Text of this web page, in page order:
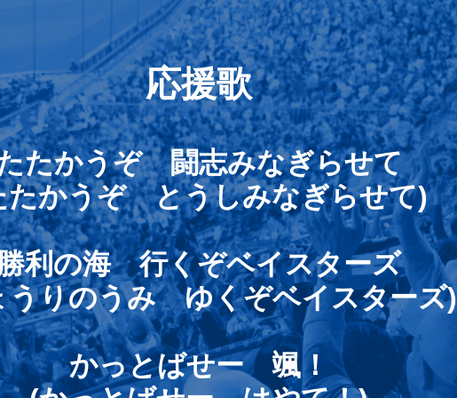
応援歌
たかうぞ 闘志みなぎらせて
たかうぞ とうしみなぎらせて)
利の海 行くぞベイスターズ
うりのうみ ゆくぞベイスターズ)
かっとばせー 颯！